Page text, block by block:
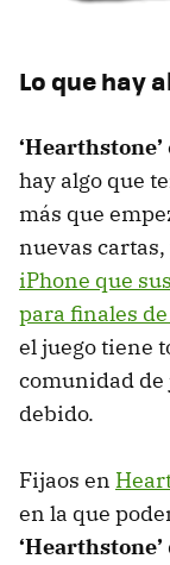
Lo que hay
‘Hearthstone’
hay algo que
más que
nuevas
iPhone que
para finales
el juego tiene
comunidad de
debido.
Fijaos en
en la que
‘Hearthstone’